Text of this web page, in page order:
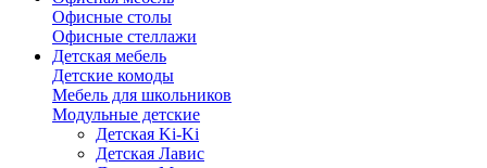
Офисные столы
Офисные стеллажи
Детская мебель
Детские комоды
Мебель для школьников
Модульные детские
Детская Ki-Ki
Детская Лавис